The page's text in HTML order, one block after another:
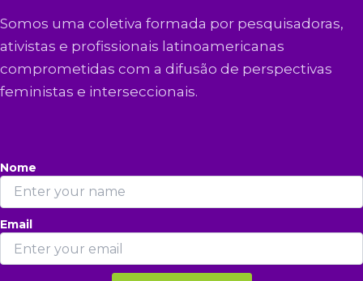
Somos uma coletiva formada por pesquisadoras,
ativistas e profissionais latinoamericanas
comprometidas com a difusão de perspectivas
feministas e interseccionais.
Nome
Email